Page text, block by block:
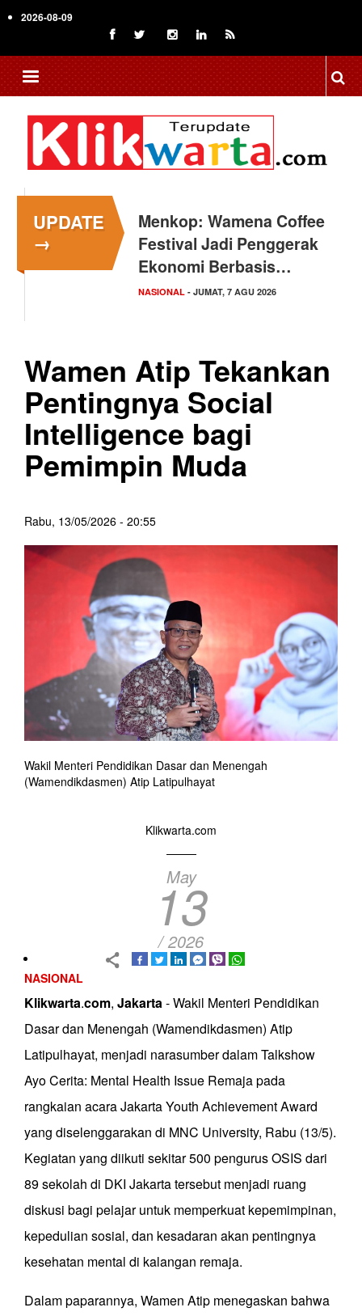
to
content
2026-08-09
UPDATE
→
Menkop: Wamena Coffee
Festival Jadi Penggerak
Ekonomi Berbasis…
NASIONAL - JUMAT, 7 AGU 2026
Kapolresta Malang Kota
Serap Aspirasi 35
Komunitas Driver Ojol
JAWA TIMUR - JUMAT, 7 AGU 2026
Wamen Atip Tekankan
Pentingnya Social
Intelligence bagi
Pemimpin Muda
Rabu, 13/05/2026 - 20:55
Wakil Menteri Pendidikan Dasar dan Menengah
(Wamendikdasmen) Atip Latipulhayat
Klikwarta.com
May
13
/ 2026
NASIONAL
Klikwarta.com, Jakarta- Wakil Menteri Pendidikan
Dasar dan Menengah (Wamendikdasmen) Atip
Latipulhayat, menjadi narasumber dalam Talkshow
Ayo Cerita: Mental Health Issue Remaja pada
rangkaian acara Jakarta Youth Achievement Award
yang diselenggarakan di MNC University, Rabu (13/5).
Kegiatan yang diikuti sekitar 500 pengurus OSIS dari
89 sekolah di DKI Jakarta tersebut menjadi ruang
diskusi bagi pelajar untuk memperkuat kepemimpinan,
kepedulian sosial, dan kesadaran akan pentingnya
kesehatan mental di kalangan remaja.
Dalam paparannya, Wamen Atip menegaskan bahwa